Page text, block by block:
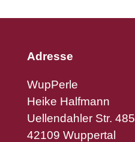
Adresse
WupPerle
Heike Halfmann
Uellendahler Str. 485
42109 Wuppertal